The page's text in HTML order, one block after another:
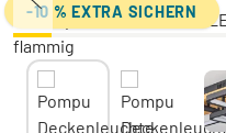
-10 % EXTRA SICHERN